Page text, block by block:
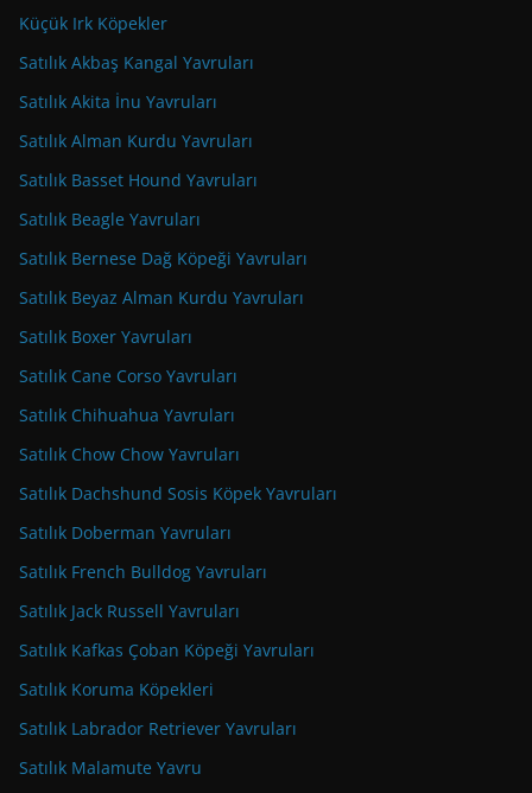
Küçük Irk Köpekler
Satılık Akbaş Kangal Yavruları
Satılık Akita İnu Yavruları
Satılık Alman Kurdu Yavruları
Satılık Basset Hound Yavruları
Satılık Beagle Yavruları
Satılık Bernese Dağ Köpeği Yavruları
Satılık Beyaz Alman Kurdu Yavruları
Satılık Boxer Yavruları
Satılık Cane Corso Yavruları
Satılık Chihuahua Yavruları
Satılık Chow Chow Yavruları
Satılık Dachshund Sosis Köpek Yavruları
Satılık Doberman Yavruları
Satılık French Bulldog Yavruları
Satılık Jack Russell Yavruları
Satılık Kafkas Çoban Köpeği Yavruları
Satılık Koruma Köpekleri
Satılık Labrador Retriever Yavruları
Satılık Malamute Yavru